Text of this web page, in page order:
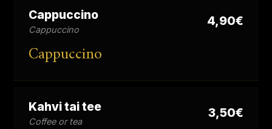
Cappuccino
Cappuccino
Cappuccino
4,90€
Kahvi tai tee
Coffee or tea
3,50€